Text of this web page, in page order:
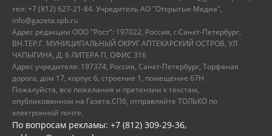
тел: +7 (812) 627-21-84. Учредитель АО "Открытые Медиа",
info@gazeta.spb.ru
Адрес редакции ООО "Рост": 197022, Россия, г.Санкт-Петербург,
ВН.ТЕР.Г. МУНИЦИПАЛЬНЫЙ ОКРУГ АПТЕКАРСКИЙ ОСТРОВ, УЛ
ЧАПЫГИНА, Д. 6 ЛИТЕРА П, ОФИС 316
Адрес учредителя: 197374, Россия, Санкт-Петербург, Торфяная
дорога, дом 17, корпус 6, строение 1, помещение 67Н
Пожалуйста, все пожелания и претензии к текстам,
опубликованном на Газета.СПб, отправляйте ТОЛЬКО по
электронной почте.
По вопросам рекламы: +7 (812) 309-29-36,